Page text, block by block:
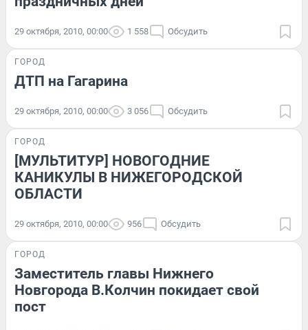
29 октября, 2010, 00:00 1 558 Обсудить
ГОРОД
ДТП на Гагарина
29 октября, 2010, 00:00 3 056 Обсудить
ГОРОД
[МУЛЬТИТУР] НОВОГОДНИЕ
КАНИКУЛЫ В НИЖЕГОРОДСКОЙ
ОБЛАСТИ
29 октября, 2010, 00:00 956 Обсудить
ГОРОД
Заместитель главы Нижнего
Новгорода В.Колчин покидает свой
пост